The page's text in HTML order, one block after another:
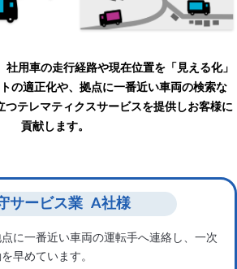
用車の走行経路や現在位置を「見える化」
貢献します。
サービス業 A社様
に一番近い車両の運転手へ連絡し、 一次
早めています。